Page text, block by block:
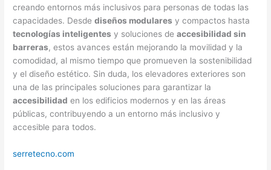
creando entornos más inclusivos para personas de todas las
capacidades. Desdediseños modulares y compactos hasta
tecnologías inteligentes y soluciones deaccesibilidad sin
barreras, estos avances están mejorando la movilidad y la
comodidad, al mismo tiempo que promueven la sostenibilidad
y el diseño estético. Sin duda, los elevadores exteriores son
una de las principales soluciones para garantizar la
accesibilidad en los edificios modernos y en las áreas
públicas, contribuyendo a un entorno más inclusivo y
accesible para todos.
serretecno.com